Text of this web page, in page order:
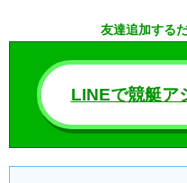
友達追加する
LINEで競艇ア